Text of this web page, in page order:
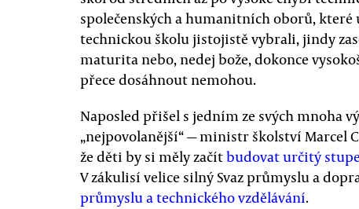
společenských a humanitních oborů, které
technickou školu jistojistě vybrali, jindy
maturita nebo, nedej bože, dokonce
přece dosáhnout nemohou.
Naposled přišel s jedním ze svých mnoha
„nejpovolanější“ — ministr školství Marcel
že děti by si měly začítbudovat určitý
V zákulisí velice silný Svaz průmyslu a
průmyslu a technického vzdělávání.